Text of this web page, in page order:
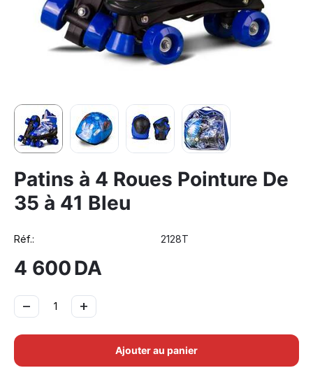
Patins à 4 Roues Pointure De
35 à 41 Bleu
Réf.: 2128T
4 600DA
+
−
Ajouter au panier